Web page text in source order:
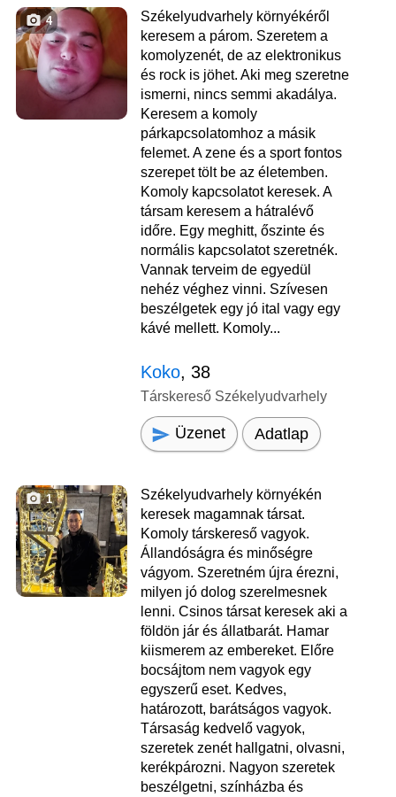
4
Székelyudvarhely környékéről
keresem a párom. Szeretem a
komolyzenét, de az elektronikus
és rock is jöhet. Aki meg szeretne
ismerni, nincs semmi akadálya.
Keresem a komoly
párkapcsolatomhoz a másik
felemet. A zene és a sport fontos
szerepet tölt be az életemben.
Komoly kapcsolatot keresek. A
társam keresem a hátralévő
időre. Egy meghitt, őszinte és
normális kapcsolatot szeretnék.
Vannak terveim de egyedül
nehéz véghez vinni. Szívesen
beszélgetek egy jó ital vagy egy
kávé mellett. Komoly...
Koko, 38
Társkereső Székelyudvarhely
Üzenet Adatlap
1
Székelyudvarhely környékén
keresek magamnak társat.
Komoly társkereső vagyok.
Állandóságra és minőségre
vágyom. Szeretném újra érezni,
milyen jó dolog szerelmesnek
lenni. Csinos társat keresek aki a
földön jár és állatbarát. Hamar
kiismerem az embereket. Előre
bocsájtom nem vagyok egy
egyszerű eset. Kedves,
határozott, barátságos vagyok.
Társaság kedvelő vagyok,
szeretek zenét hallgatni, olvasni,
kerékpározni. Nagyon szeretek
beszélgetni, színházba és